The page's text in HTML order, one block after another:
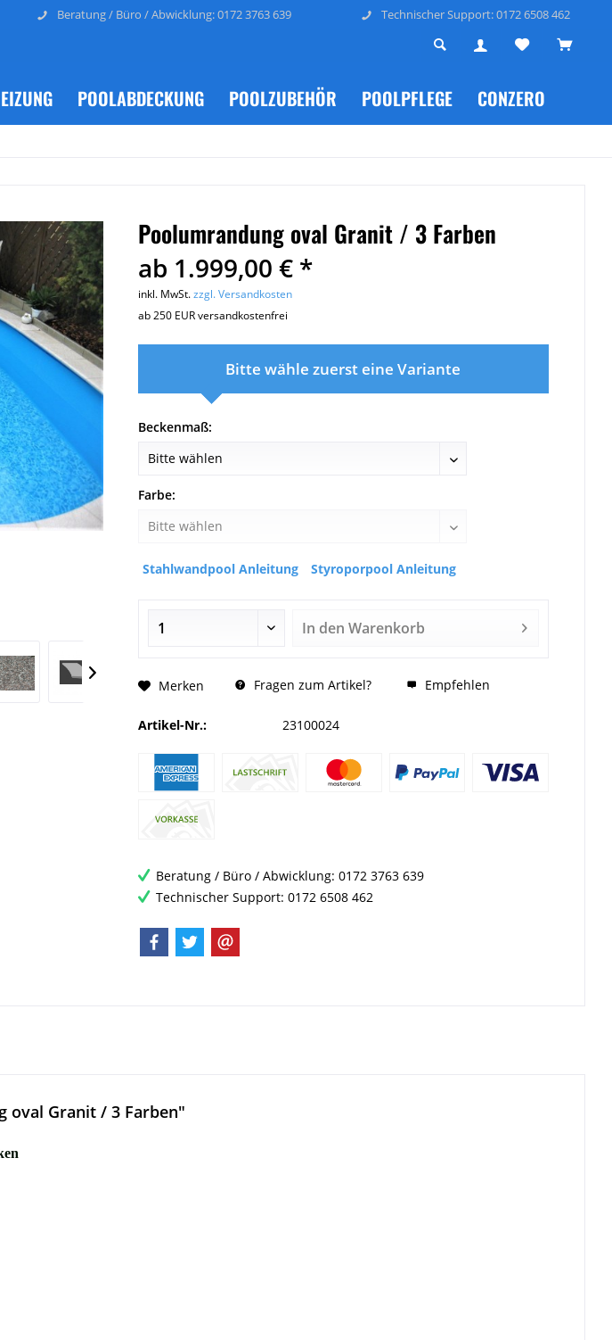
Beratung / Büro / Abwicklung: 0172 3763 639 Technischer Support: 0172 6508 462
POOLABDECKUNG POOLZUBEHÖR POOLPFLEGE CONZERO
Poolumrandung oval Granit / 3 Farben
ab 1.999,00 € *
inkl. MwSt.zzgl. Versandkosten
ab 250 EUR versandkostenfrei
Bitte wähle zuerst eine Variante
Beckenmaß:
Farbe:
Stahlwandpool Anleitung Styroporpool Anleitung
In den Warenkorb
Merken Fragen zum Artikel? Empfehlen
Artikel-Nr.: 23100024
Beratung / Büro / Abwicklung: 0172 3763 639
Technischer Support: 0172 6508 462
oval Granit / 3 Farben"